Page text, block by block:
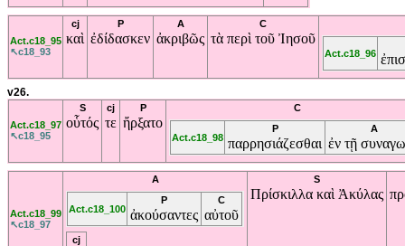
Act.c18_95
↖c18_93
cj
καὶ
P
ἐδίδασκεν
A
ἀκριβῶς
C
τὰ περὶ τοῦ Ἰησοῦ
Act.c18_96
v26.
Act.c18_97
↖c18_95
S
οὗτός
cj
τε
P
ἤρξατο
C
Act.c18_98
P
παρρησιάζεσθαι
A
ἐν τῇ
Act.c18_99
↖c18_97
A
Act.c18_100
P
ἀκούσαντες
C
αὐτοῦ
cj
S
Πρίσκιλλα καὶ Ἀκύλας